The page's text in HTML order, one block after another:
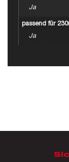
Ja
passend für
Ja